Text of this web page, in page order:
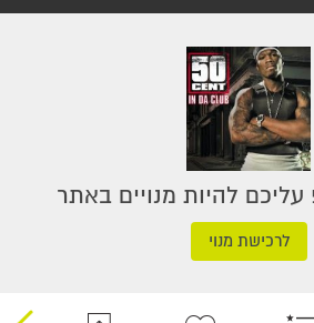
להיות מנויים באתר
לרכישת מנוי